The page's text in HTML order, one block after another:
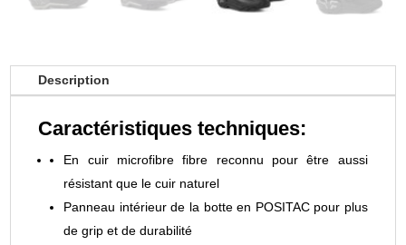
Description
Caractéristiques techniques:
En cuir microfibre fibre reconnu pour être aussi
résistant que le cuir naturel
Panneau intérieur de la botte en POSITAC pour plus
de grip et de durabilité